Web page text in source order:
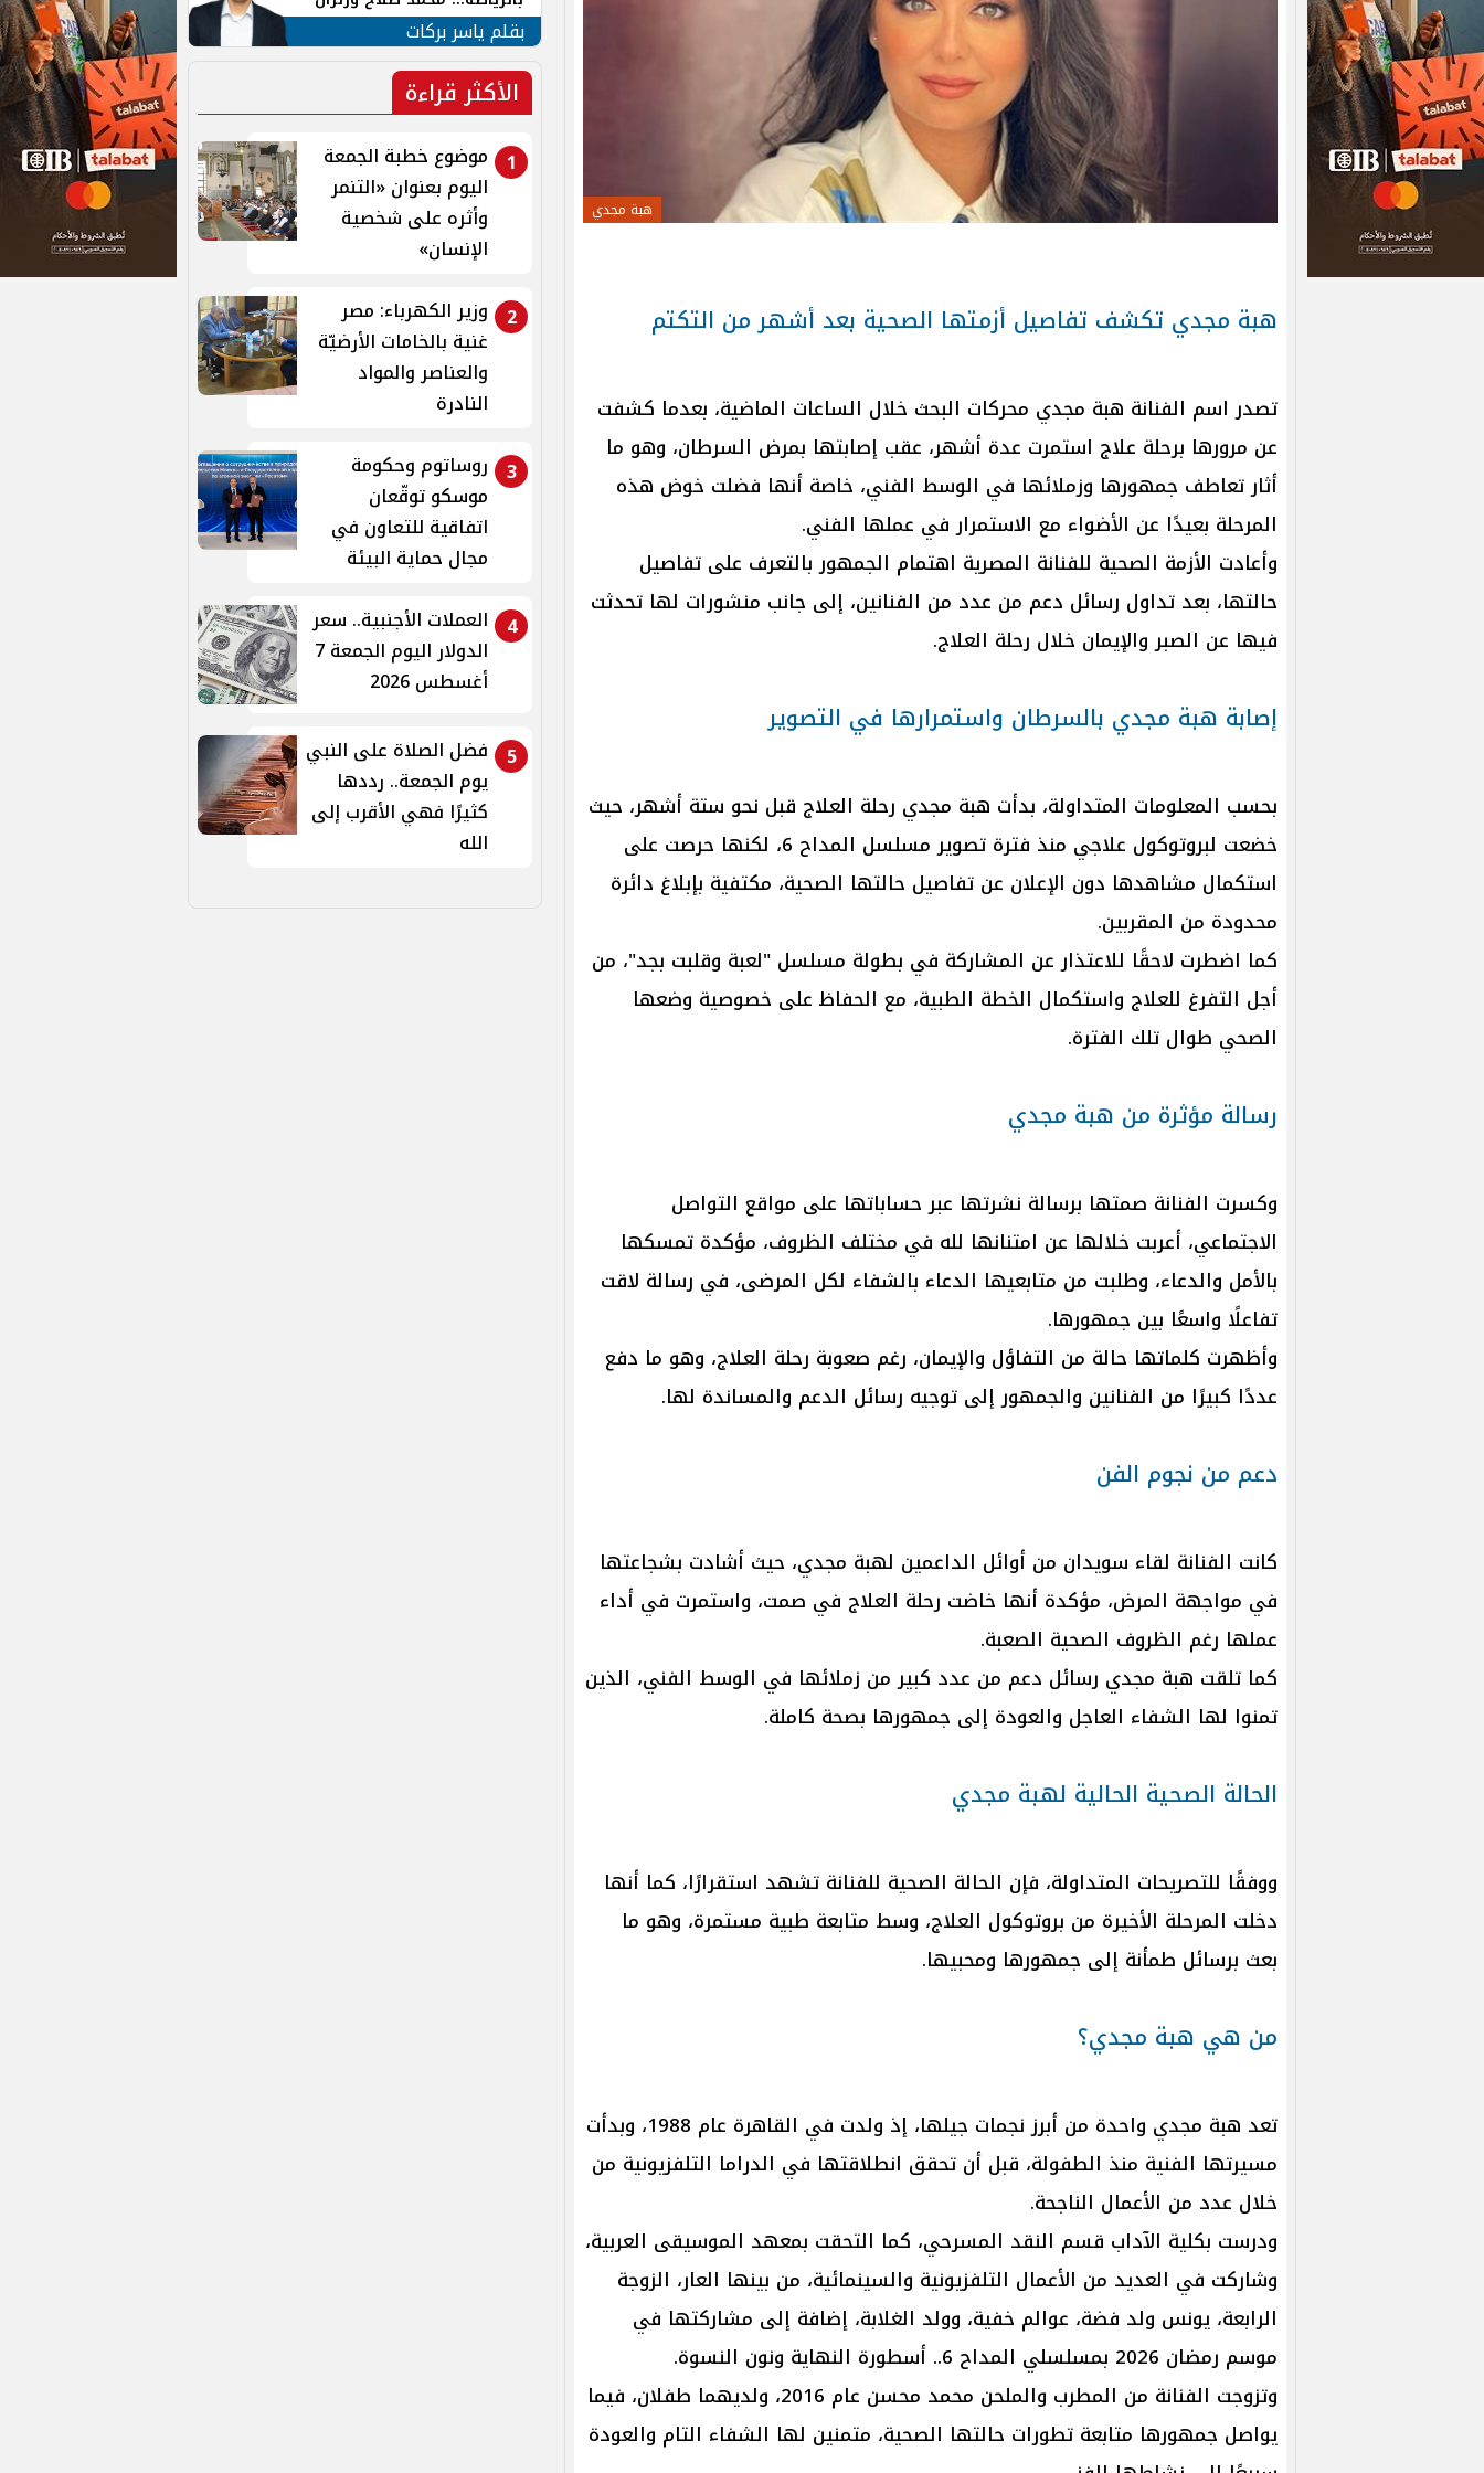
هبة مجدي
هبة مجدي تكشف تفاصيل أزمتها الصحية بعد أشهر من التكتم
تصدر اسم الفنانة هبة مجدي محركات البحث خلال الساعات الماضية، بعدما كشفت
عن مرورها برحلة علاج استمرت عدة أشهر، عقب إصابتها بمرض السرطان، وهو ما
أثار تعاطف جمهورها وزملائها في الوسط الفني، خاصة أنها فضلت خوض هذه
المرحلة بعيدًا عن الأضواء مع الاستمرار في عملها الفني.
وأعادت الأزمة الصحية للفنانة المصرية اهتمام الجمهور بالتعرف على تفاصيل
حالتها، بعد تداول رسائل دعم من عدد من الفنانين، إلى جانب منشورات لها تحدثت
فيها عن الصبر والإيمان خلال رحلة العلاج.
إصابة هبة مجدي بالسرطان واستمرارها في التصوير
بحسب المعلومات المتداولة، بدأت هبة مجدي رحلة العلاج قبل نحو ستة أشهر، حيث
خضعت لبروتوكول علاجي منذ فترة تصوير مسلسل المداح 6، لكنها حرصت على
استكمال مشاهدها دون الإعلان عن تفاصيل حالتها الصحية، مكتفية بإبلاغ دائرة
محدودة من المقربين.
كما اضطرت لاحقًا للاعتذار عن المشاركة في بطولة مسلسل "لعبة وقلبت بجد"، من
أجل التفرغ للعلاج واستكمال الخطة الطبية، مع الحفاظ على خصوصية وضعها
الصحي طوال تلك الفترة.
رسالة مؤثرة من هبة مجدي
وكسرت الفنانة صمتها برسالة نشرتها عبر حساباتها على مواقع التواصل
الاجتماعي، أعربت خلالها عن امتنانها لله في مختلف الظروف، مؤكدة تمسكها
بالأمل والدعاء، وطلبت من متابعيها الدعاء بالشفاء لكل المرضى، في رسالة لاقت
تفاعلًا واسعًا بين جمهورها.
وأظهرت كلماتها حالة من التفاؤل والإيمان، رغم صعوبة رحلة العلاج، وهو ما دفع
عددًا كبيرًا من الفنانين والجمهور إلى توجيه رسائل الدعم والمساندة لها.
دعم من نجوم الفن
كانت الفنانة لقاء سويدان من أوائل الداعمين لهبة مجدي، حيث أشادت بشجاعتها
في مواجهة المرض، مؤكدة أنها خاضت رحلة العلاج في صمت، واستمرت في أداء
عملها رغم الظروف الصحية الصعبة.
كما تلقت هبة مجدي رسائل دعم من عدد كبير من زملائها في الوسط الفني، الذين
تمنوا لها الشفاء العاجل والعودة إلى جمهورها بصحة كاملة.
الحالة الصحية الحالية لهبة مجدي
ووفقًا للتصريحات المتداولة، فإن الحالة الصحية للفنانة تشهد استقرارًا، كما أنها
دخلت المرحلة الأخيرة من بروتوكول العلاج، وسط متابعة طبية مستمرة، وهو ما
بعث برسائل طمأنة إلى جمهورها ومحبيها.
من هي هبة مجدي؟
تعد هبة مجدي واحدة من أبرز نجمات جيلها، إذ ولدت في القاهرة عام 1988، وبدأت
مسيرتها الفنية منذ الطفولة، قبل أن تحقق انطلاقتها في الدراما التلفزيونية من
خلال عدد من الأعمال الناجحة.
ودرست بكلية الآداب قسم النقد المسرحي، كما التحقت بمعهد الموسيقى العربية،
وشاركت في العديد من الأعمال التلفزيونية والسينمائية، من بينها العار، الزوجة
الرابعة، يونس ولد فضة، عوالم خفية، وولد الغلابة، إضافة إلى مشاركتها في
موسم رمضان 2026 بمسلسلي المداح 6.. أسطورة النهاية ونون النسوة.
وتزوجت الفنانة من المطرب والملحن محمد محسن عام 2016، ولديهما طفلان، فيما
يواصل جمهورها متابعة تطورات حالتها الصحية، متمنين لها الشفاء التام والعودة
الهوية في الشارع التركي
بقلم ياسر بركات
الأكثر قراءة
1
موضوع خطبة الجمعة
اليوم بعنوان «التنمر
وأثره على شخصية
الإنسان»
2
وزير الكهرباء: مصر
غنية بالخامات الأرضيّة
والعناصر والمواد
النادرة
3 روساتوم وحكومة
موسكو توقّعان
اتفاقية للتعاون في
مجال حماية البيئة
4
العملات الأجنبية.. سعر
الدولار اليوم الجمعة 7
أغسطس 2026
5
فضل الصلاة على النبي
يوم الجمعة.. رددها
كثيرًا فهي الأقرب إلى
الله